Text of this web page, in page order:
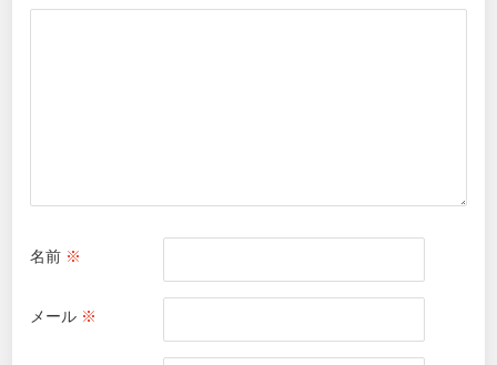
名前 ※
メール ※